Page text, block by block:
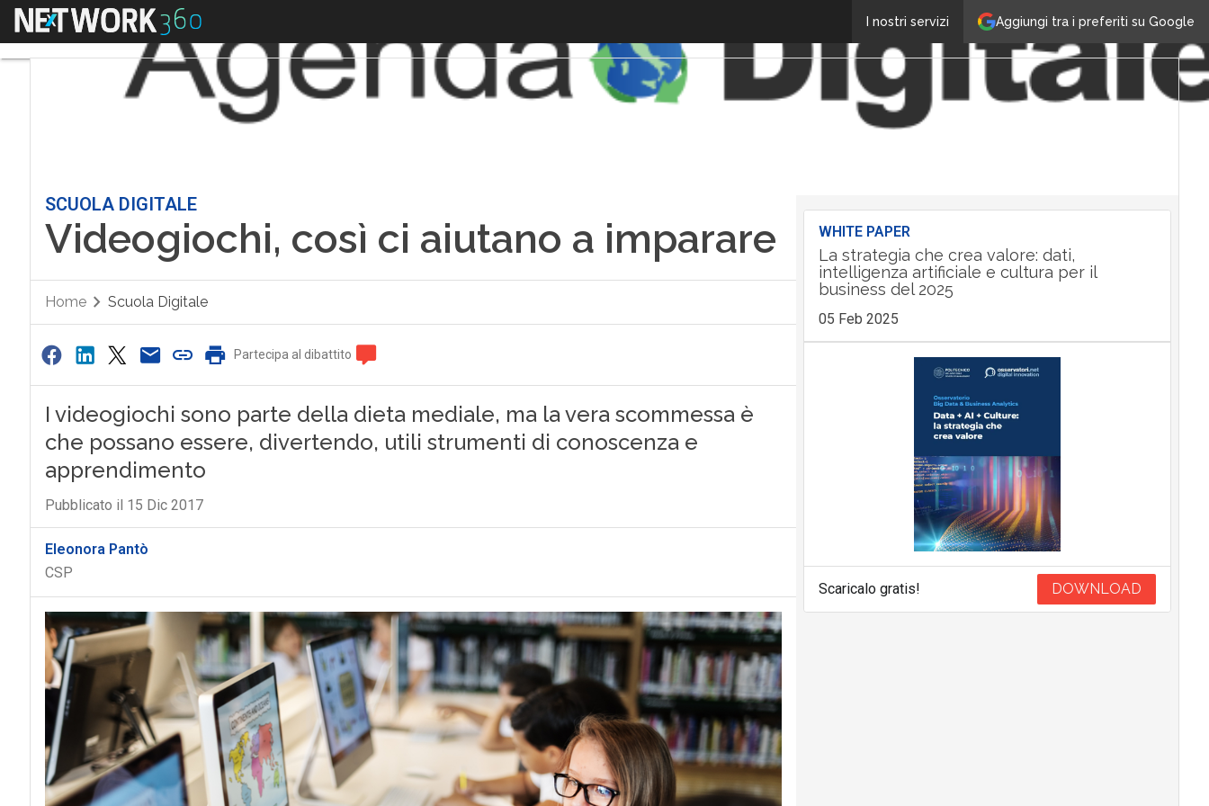
Aggiungi tra i preferiti su Google
I nostri servizi
Menu
SCUOLA DIGITALE
Videogiochi, così ci aiutano a imparare
Home Scuola Digitale
Partecipa al dibattito
I videogiochi sono parte della dieta mediale, ma la vera scommessa è
che possano essere, divertendo, utili strumenti di conoscenza e
apprendimento
Pubblicato il 15 Dic 2017
Eleonora Pantò
CSP
WHITE PAPER
La strategia che crea valore: dati,
intelligenza artificiale e cultura per il
business del 2025
05 Feb 2025
Scaricalo gratis! DOWNLOAD